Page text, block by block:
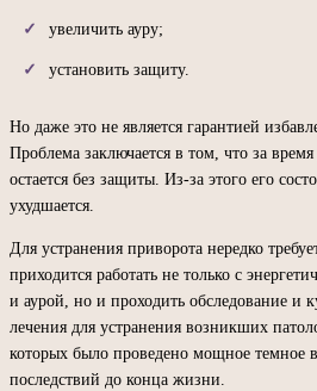
увеличить ауру;
установить защиту.
Но даже это не является гарантией
Проблема заключается в том, что за
остается без защиты. Из-за этого его
ухудшается.
Для устранения приворота нередко
приходится работать не только с
и аурой, но и проходить обследование и
лечения для устранения возникших
которых было проведено мощное темное
последствий до конца жизни.